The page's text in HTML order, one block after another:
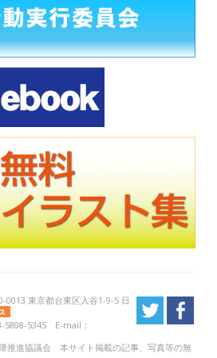
0013 東京都台東区入谷1-9-5 日
5808-5345 E-mail：
推進協議会 本サイト掲載の記事、写真等の無